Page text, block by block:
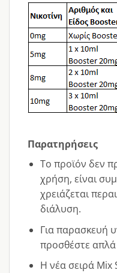
Παρατηρήσεις
Το προϊόν δεν
χρήση, είναι
χρειάζεται
διάλυση.
Για παρασκευή
προσθέστε
Η νέα σειρά Mix